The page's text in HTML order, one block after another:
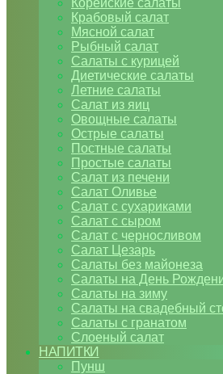
Корейские салаты
Крабовый салат
Мясной салат
Рыбный салат
Салаты с курицей
Диетические салаты
Летние салаты
Салат из яиц
Овощные салаты
Острые салаты
Постные салаты
Простые салаты
Салат из печени
Салат Оливье
Салат с сухариками
Салат с сыром
Салат с черносливом
Салат Цезарь
Салаты без майонеза
Салаты на День
Салаты на зиму
Салаты на свадебный
Салаты с гранатом
Слоеный салат
НАПИТКИ
Пунш